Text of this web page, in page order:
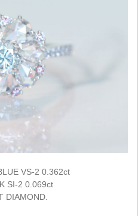
VS-2 0.362ct
SI-2 0.069ct
DIAMOND.